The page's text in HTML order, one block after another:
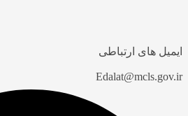
ایمیل های ارتباطی
Edalat@mcls.gov.ir